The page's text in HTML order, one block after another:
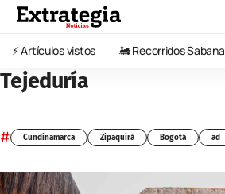
⚡️ Artículos vistos 🚂 Recorridos Sabana
Tejeduría
# Cundinamarca Zipaquirá Bogotá ad